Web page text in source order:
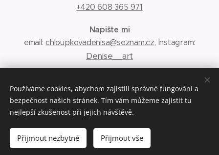
+420 608 365 971
Napište mi
email:chloupkovadenisa@seznam.cz, Instagram:
Denise__art
Obchodní podmínky
Ochrana osobních údajů
www.deniseart.cz Cookies
Používáme cookies, abychom zajistili správné fungování a
bezpečnost našich stránek. Tím vám můžeme zajistit tu
nejlepší zkušenost při jejich návštěvě.
Přijmout nezbytné Přijmout vše